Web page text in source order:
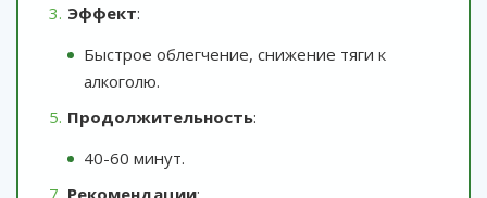
Эффект:
Быстрое облегчение, снижение тяги к
алкоголю.
Продолжительность:
40-60 минут.
Рекомендации: